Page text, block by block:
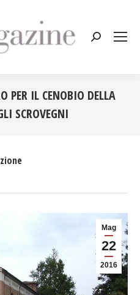
Cerca:
PER IL CENOBIO DELLA
SCROVEGNI
Mag
22
2016